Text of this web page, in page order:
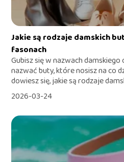
Jakie są rodzaje damskich
fasonach
Gubisz się w nazwach damskiego
nazwać buty, które nosisz na co
dowiesz się, jakie są rodzaje
2026-03-24